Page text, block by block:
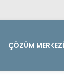
ÇÖZÜM MERKEZI